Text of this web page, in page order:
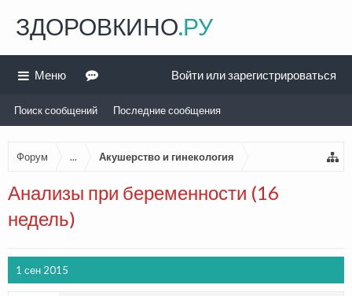
Форум ... Акушерство и гинекология
Анализы при беременности (16
недель)
1 сен 2015
ЗДОРОВКИНО.РУ
Меню
Поиск сообщений Последние сообщения
Войти или зарегистрироваться